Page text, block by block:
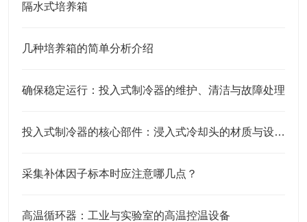
隔水式培养箱
几种培养箱的简单分析介绍
确保稳定运行：投入式制冷器的维护、清洁与故障处理
投入式制冷器的核心部件：浸入式冷却头的材质与设计特点
采集补体因子标本时应注意哪几点？
高温循环器：工业与实验室的高温控温设备​